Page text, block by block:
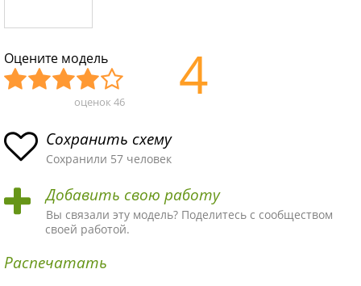
Оцените модель
асн
ая
ма
пло
хая
ма
ыч
ная
ма
Хор
ая
ма
Отл
ая
ма!
оценок 46 4
Сохранить схему
Сохранили 57 человек
Добавить свою работу
Вы связали эту модель? Поделитесь с сообществом
своей работой.
Распечатать